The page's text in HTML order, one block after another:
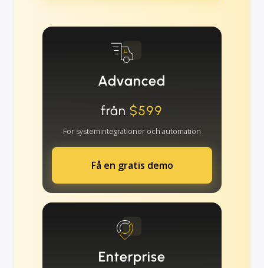
Advanced
från $599
För systemintegrationer och automation
Få en gratis demo
Enterprise